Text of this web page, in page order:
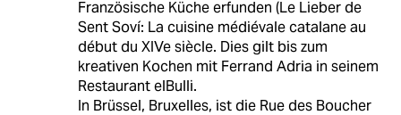
Französische Küche erfunden (Le Lieber de
Sent Soví: La cuisine médiévale catalane au
début du XIVe siècle. Dies gilt bis zum
kreativen Kochen mit Ferrand Adria in seinem
Restaurant elBulli.
In Brüssel, Bruxelles, ist die Rue des Boucher